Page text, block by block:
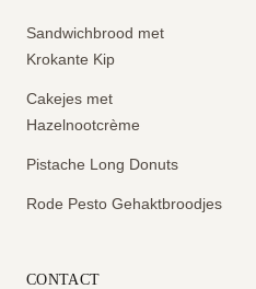
Sandwichbrood met
Krokante Kip
Cakejes met
Hazelnootcrème
Pistache Long Donuts
Rode Pesto Gehaktbroodjes
CONTACT